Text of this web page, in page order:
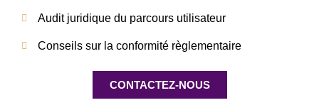
Audit juridique du parcours utilisateur
Conseils sur la conformité règlementaire
CONTACTEZ-NOUS